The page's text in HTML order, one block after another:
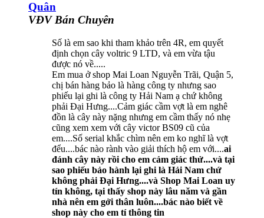
Quân
VĐV Bán Chuyên
Số là em sao khi tham khảo trên 4R, em quyết
định chọn cây voltric 9 LTD, và em vừa tậu
được nó về.....
Em mua ở shop Mai Loan Nguyễn Trãi, Quận 5,
chị bán hàng bảo là hàng công ty nhưng sao
phiếu lại ghi là công ty Hải Nam ạ chứ không
phải Đại Hưng....Cảm giác cầm vợt là em nghê
đồn là cây này nặng nhưng em cầm thấy nó nhẹ
cũng xem xem với cây victor BS09 cũ của
em....Số serial khắc chìm nên em ko nghĩ là vợt
đểu....bác nào rành vào giải thích hộ em với....ai
đánh cây này rồi cho em cảm giác thử....và tại
sao phiếu bảo hành lại ghi là Hải Nam chứ
không phải Đại Hưng....và Shop Mai Loan uy
tín không, tại thấy shop này lâu năm và gần
nhà nên em gởi thân luôn....bác nào biết về
shop này cho em tí thông tin